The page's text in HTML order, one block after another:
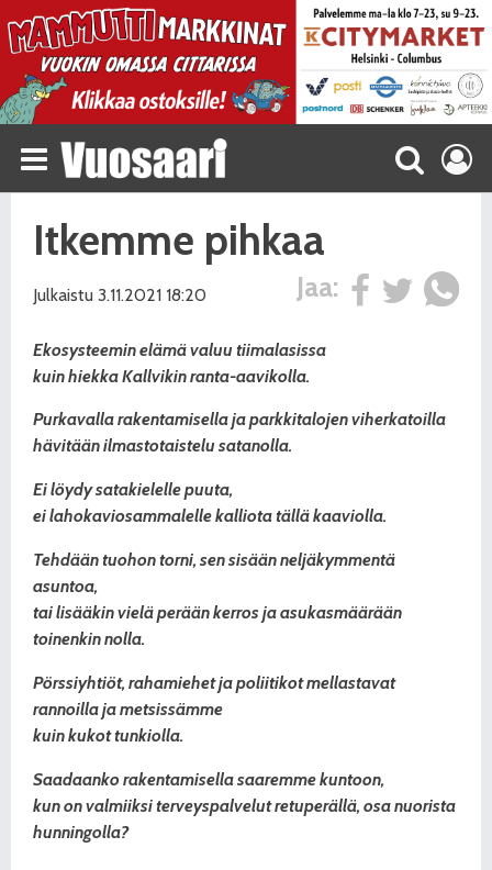
Itkemme pihkaa
Jaa:
Julkaistu 3.11.2021 18:20
Ekosysteemin elämä valuu tiimalasissa
kuin hiekkaKallvikin ranta-aavikolla.
Purkavalla rakentamisellaja parkkitalojen viherkatoilla
hävitään ilmastotaistelu satanolla.
Ei löydy satakielelle puuta,
ei lahokaviosammalelle kalliota tällä kaaviolla.
Tehdään tuohon torni, sensisään neljäkymmentä
asuntoa,
tai lisääkin vielä perään kerros ja asukasmäärään
toinenkin nolla.
Pörssiyhtiöt, rahamiehet japoliitikot mellastavat
rannoilla ja metsissämme
kuinkukot tunkiolla.
Saadaanko rakentamisellasaaremme kuntoon,
kun on valmiiksiterveyspalvelut retuperällä, osa nuorista
hunningolla?